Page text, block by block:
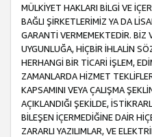
MÜLKİYET HAKLARI BİLGİ VE
BAĞLI ŞİRKETLERİMİZ YA DA
GARANTİ VERMEMEKTEDİR. BİZ
UYGUNLUĞA, HİÇBİR İHLALİN
HERHANGİ BİR TİCARİ İŞLEM,
ZAMANLARDA HİZMET
KAPSAMINI VEYA ÇALIŞMA
AÇIKLANDIĞI ŞEKİLDE,
BİLEŞEN İÇERMEDİĞİNE DAİR
ZARARLI YAZILIMLAR, VE